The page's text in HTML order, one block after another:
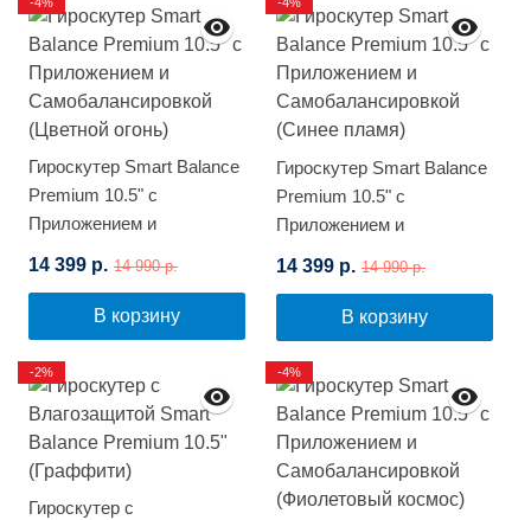
Гироскутер Smart Balance
Premium 10.5" с
Приложением и
(Цветной огонь)
14 399 р. 14 990 р.
В корзину
Гироскутер Smart Balance
Premium 10.5" с
Приложением и
(Синее пламя)
14 399 р. 14 990 р.
В корзину
Гироскутер с
-2% -4%